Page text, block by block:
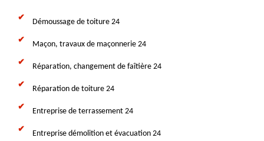
Démoussage de toiture 24
Maçon, travaux de maçonnerie 24
Réparation, changement de faîtière 24
Réparation de toiture 24
Entreprise de terrassement 24
Entreprise démolition et évacuation 24